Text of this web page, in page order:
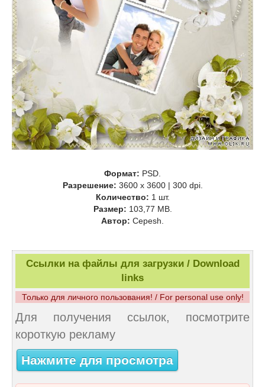
Формат: PSD.
Разрешение: 3600 x 3600 | 300 dpi.
Количество: 1 шт.
Размер: 103,77 MB.
Автор: Cepesh.
Ссылки на файлы для загрузки / Download
links
Только для личного пользования! / For personal use only!
Для получения ссылок, посмотрите
короткую рекламу
Нажмите для просмотра